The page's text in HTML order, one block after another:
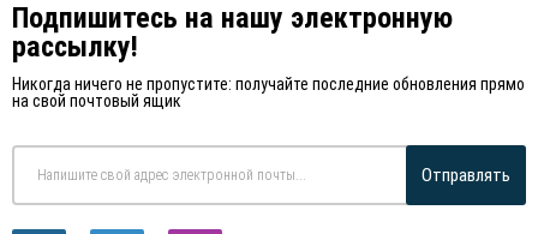
Подпишитесь на нашу электронную
рассылку!
Никогда ничего не пропустите: получайте последние обновления прямо
на свой почтовый ящик
Отправлять